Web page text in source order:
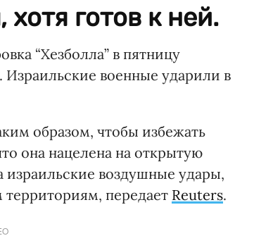
готов к ней.
“Хезболла” в пятницу
. Израильские военные ударили в
образом, чтобы избежать
она нацелена на открытую
израильские воздушные удары,
передает Reuters.